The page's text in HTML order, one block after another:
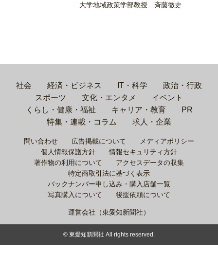
大学地域政策学部教授 斉藤徹史
社会 経済・ビジネス IT・科学
政治・行政
スポーツ
文化・エンタメ
イベント
くらし・健康・福祉
キャリア・教育
PR
特集・連載・コラム
求人・企業
問い合わせ 広告掲載について
メディアポリシー
個人情報保護方針
情報セキュリティ方針
著作物の利用について
アクセスデータの収集
特定商取引法に基づく表示
バックナンバー申し込み・購入店舗一覧
写真購入について
後援依頼について
運営会社（東愛知新聞社）
© 東愛知新聞社 All rights reserved.